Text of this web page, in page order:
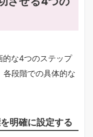
的な4つのステップ
各段階での具体的な
明確に設定する